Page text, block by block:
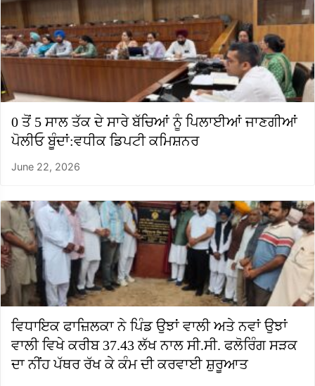
0 ਤੋਂ 5 ਸਾਲ ਤੱਕ ਦੇ ਸਾਰੇ ਬੱਚਿਆਂ ਨੂੰ ਪਿਲਾਈਆਂ ਜਾਣਗੀਆਂ
ਪੋਲੀਓ ਬੂੰਦਾਂ:ਵਧੀਕ ਡਿਪਟੀ ਕਮਿਸ਼ਨਰ
June 22, 2026
ਵਿਧਾਇਕ ਫਾਜ਼ਿਲਕਾ ਨੇ ਪਿੰਡ ਉਝਾਂ ਵਾਲੀ ਅਤੇ ਨਵਾਂ ਉਝਾਂ
ਵਾਲੀ ਵਿਖੇ ਕਰੀਬ 37.43 ਲੱਖ ਨਾਲ ਸੀ.ਸੀ. ਫਲੋਰਿੰਗ ਸੜਕ
ਦਾ ਨੀਂਹ ਪੱਥਰ ਰੱਖ ਕੇ ਕੰਮ ਦੀ ਕਰਵਾਈ ਸ਼ੁਰੂਆਤ